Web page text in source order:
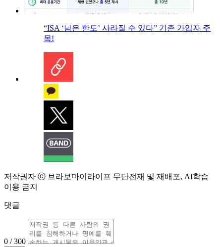
“ISA ‘남은 한도’ 사라질 수 있다” 기존 가입자 주
목!
저작권자 ⓒ 브라보마이라이프 무단전재 및 재배포, AI학습
이용 금지
댓글
0 / 300